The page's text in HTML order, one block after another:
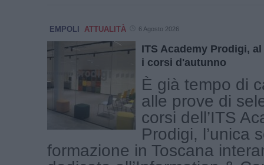
EMPOLI ATTUALITÀ 6 Agosto 2026
ITS Academy Prodigi,
i corsi d'autunno
È già tempo di
alle prove di
corsi dell’ITS
Prodigi, l’unica
formazione in Toscana